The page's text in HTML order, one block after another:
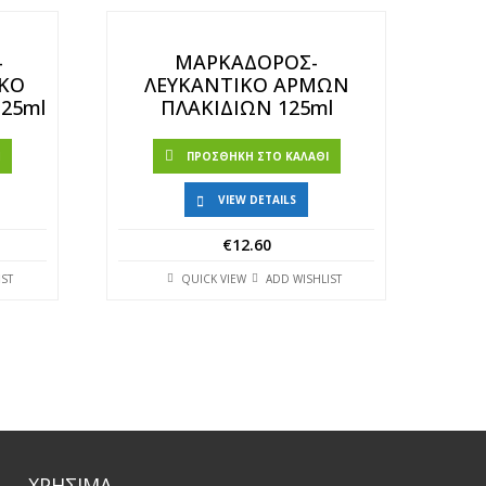
ΜΑΡΚΑΔΟΡΟΣ-
ΛΕΥΚΑΝΤΙΚΟ ΑΡΜΩΝ
ΠΛΑΚΙΔΙΩΝ 125ml
ΠΡΟΣΘΉΚΗ ΣΤΟ ΚΑΛΆΘΙ
VIEW DETAILS
€12.60
QUICK VIEW ADD WISHLIST